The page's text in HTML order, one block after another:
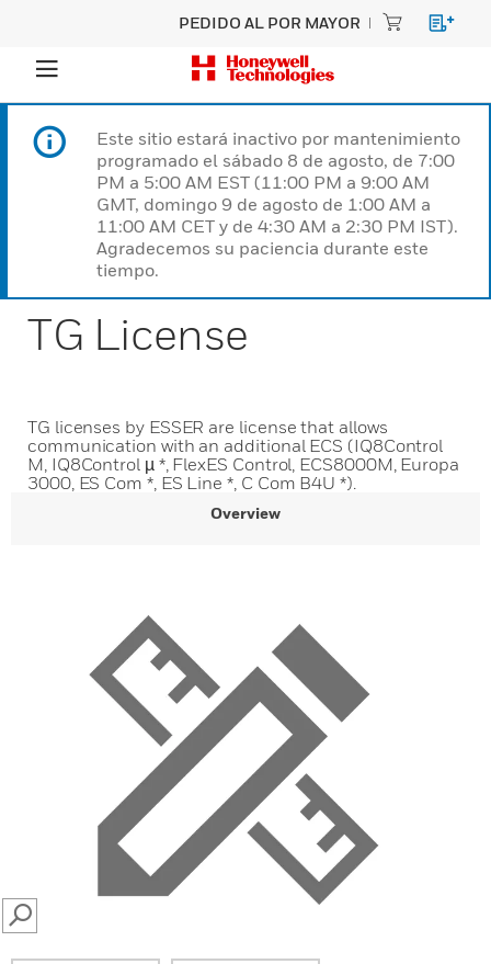
PEDIDO AL POR MAYOR
Este sitio estará inactivo por mantenimiento
programado el sábado 8 de agosto, de 7:00
PM a 5:00 AM EST (11:00 PM a 9:00 AM
GMT, domingo 9 de agosto de 1:00 AM a
11:00 AM CET y de 4:30 AM a 2:30 PM IST).
Agradecemos su paciencia durante este
tiempo.
TG License
TG licenses by ESSER are license that allows
communication with an additional ECS (IQ8Control
M, IQ8Control µ *, FlexES Control, ECS8000M, Europa
3000, ES Com *, ES Line *, C Com B4U *).
Overview
SEARCH